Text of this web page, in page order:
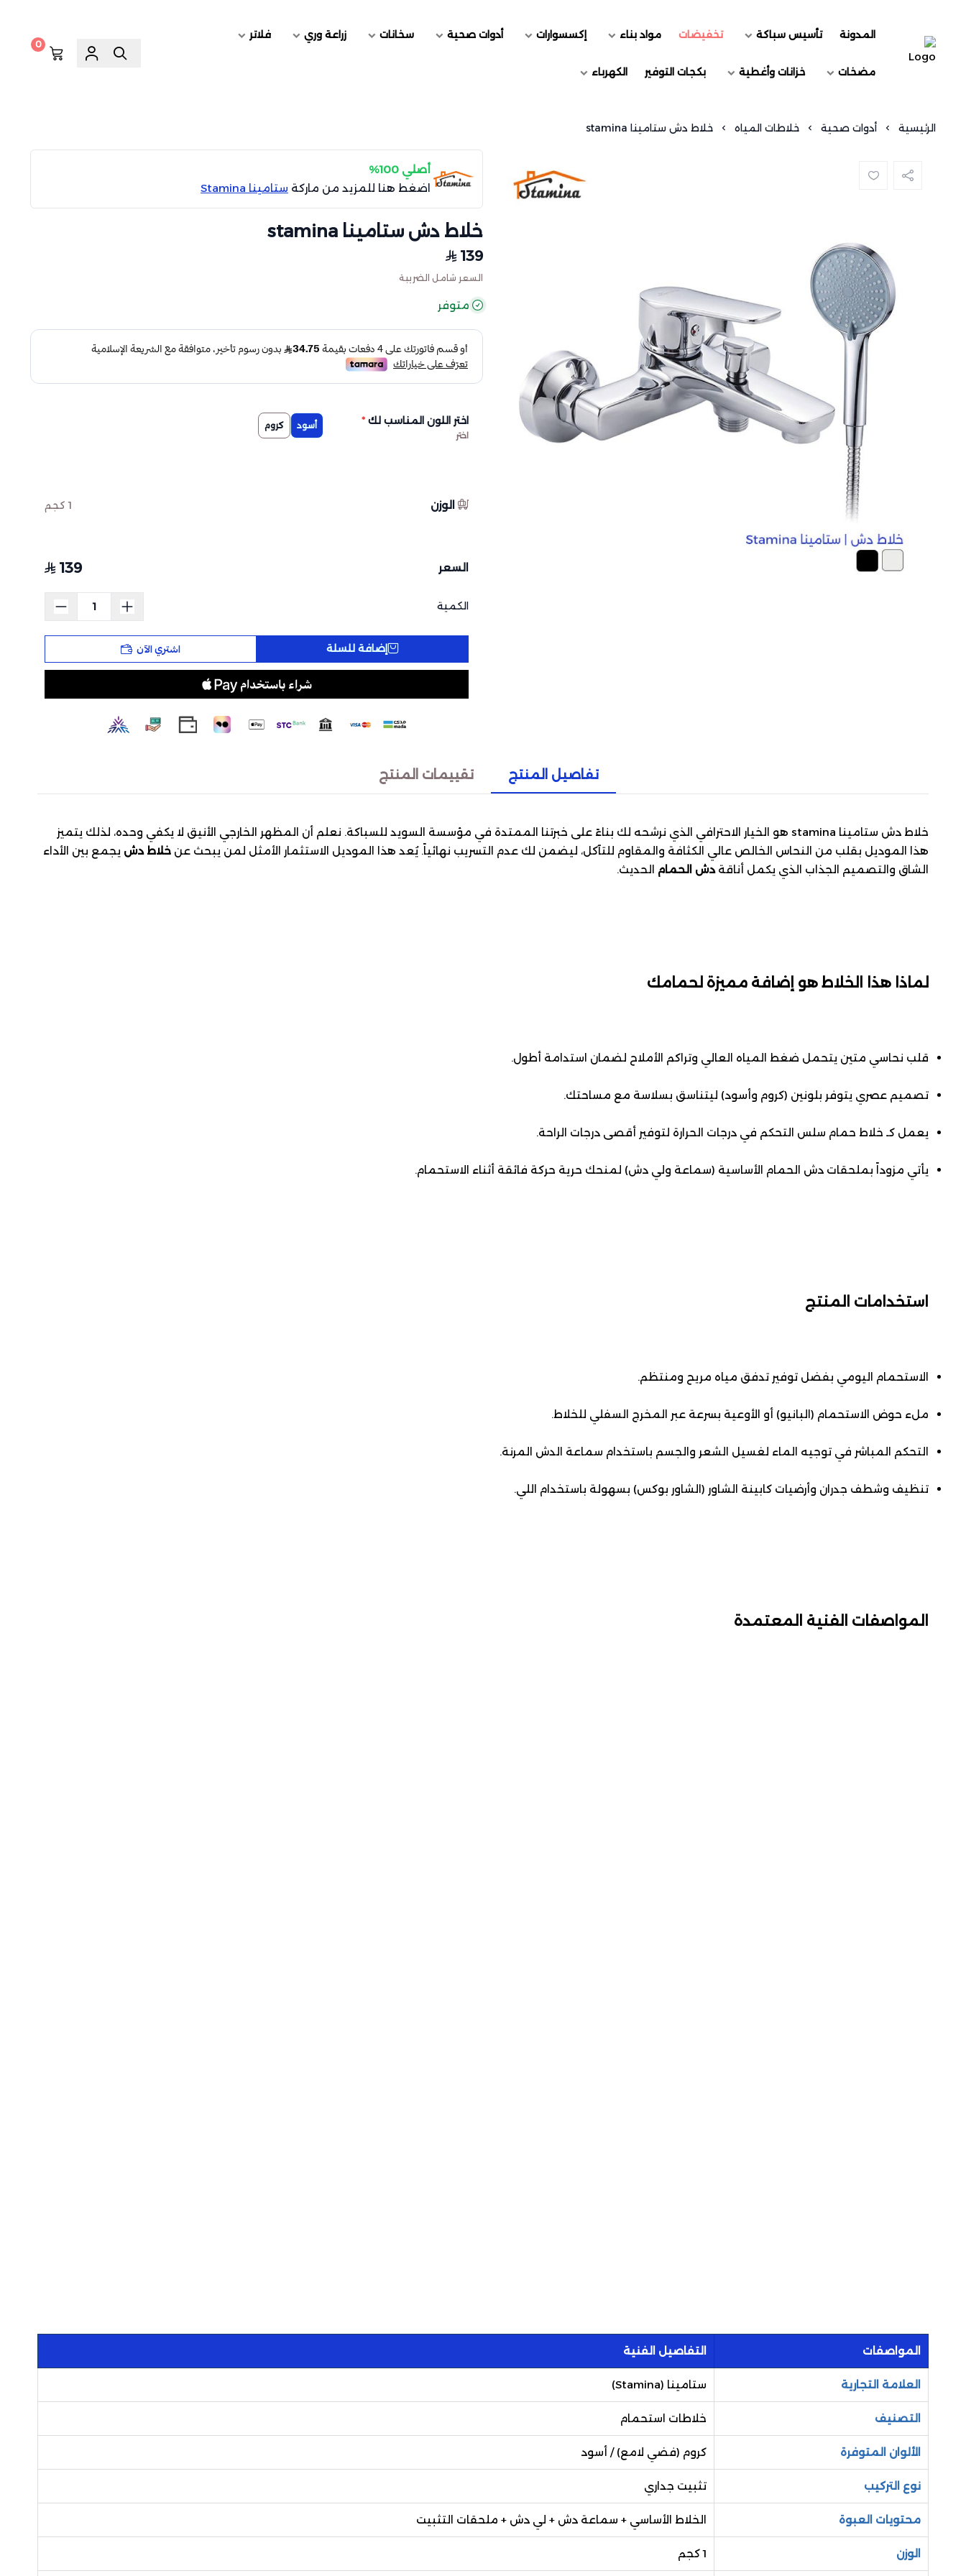
السويد للسباكة
المدونة تأسيس سباكة تخفيضات مواد بناء إكسسوارات أدوات صحية سخانات زراعة وري فلاتر
مضخات خزانات وأغطية بكجات التوفير الكهرباء
0
الرئيسية أدوات صحية خلاطات المياه خلاط دش ستامينا stamina
أصلي 100%
اضغط هنا للمزيد من ماركة ستامينا Stamina
خلاط دش ستامينا stamina
139
السعر شامل الضريبة
متوفر
اختر اللون المناسب لك *
اختر
أسود كروم
الوزن 1 كجم
السعر 139
الكمية
إضافة للسلة اشتري الآن
تفاصيل المنتج تقييمات المنتج
خلاط دش ستامينا stamina هو الخيار الاحترافي الذي نرشحه لك بناءً على خبرتنا الممتدة في مؤسسة السويد للسباكة. نعلم أن المظهر الخارجي الأنيق لا يكفي وحده، لذلك يتميز
هذا الموديل بقلب من النحاس الخالص عالي الكثافة والمقاوم للتآكل، ليضمن لك عدم التسريب نهائياً. يُعد هذا الموديل الاستثمار الأمثل لمن يبحث عن خلاط دش يجمع بين الأداء
الشاق والتصميم الجذاب الذي يكمل أناقةدش الحمام الحديث.
لماذا هذا الخلاط هو إضافة مميزة لحمامك
قلب نحاسي متين يتحمل ضغط المياه العالي وتراكم الأملاح لضمان استدامة أطول.
تصميم عصري يتوفر بلونين (كروم وأسود) ليتناسق بسلاسة مع مساحتك.
يعمل كـ خلاط حمام سلس التحكم في درجات الحرارة لتوفير أقصى درجات الراحة.
يأتي مزوداً بملحقات دش الحمام الأساسية (سماعة ولي دش) لمنحك حرية حركة فائقة أثناء الاستحمام.
استخدامات المنتج
الاستحمام اليومي بفضل توفير تدفق مياه مريح ومنتظم.
ملء حوض الاستحمام (البانيو) أو الأوعية بسرعة عبر المخرج السفلي للخلاط.
التحكم المباشر في توجيه الماء لغسيل الشعر والجسم باستخدام سماعة الدش المرنة.
تنظيف وشطف جدران وأرضيات كابينة الشاور (الشاور بوكس) بسهولة باستخدام اللي.
المواصفات الفنية المعتمدة
المواصفات التفاصيل الفنية
العلامة التجارية ستامينا (Stamina)
التصنيف خلاطات استحمام
الألوان المتوفرة كروم (فضي لامع) / أسود
نوع التركيب تثبيت جداري
محتويات العبوة الخلاط الأساسي + سماعة دش + لي دش + ملحقات التثبيت
الوزن 1 كجم